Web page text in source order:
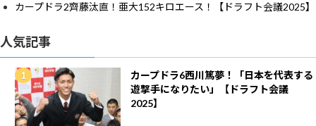
カープドラ2齊藤汰直！亜大152キロエース！【ドラフト会議2025】
人気記事
カープドラ6西川篤夢！「日本を代表する
遊撃手になりたい」【ドラフト会議
2025】